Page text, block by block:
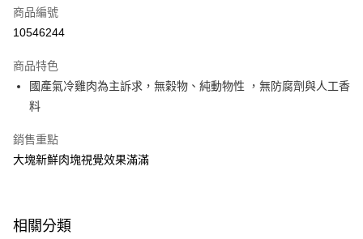
信用卡一次付款
LINE Pay
Apple Pay
街口支付
AFTEE先享後付
商品編號
10546244
商品特色
國產氣冷雞肉為主訴求，無榖物、純動物性 ，無防腐劑與人工香
料
銷售重點
大塊新鮮肉塊視覺效果滿滿
相關分類